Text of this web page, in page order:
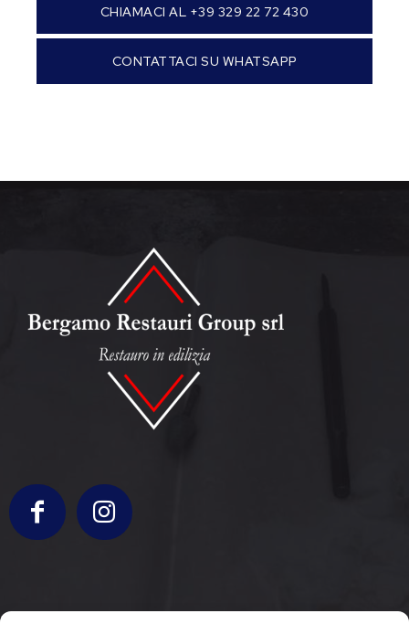
CHIAMACI AL +39 329 22 72 430
CONTATTACI SU WHATSAPP